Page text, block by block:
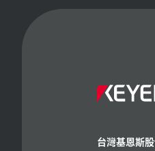
台灣基恩斯